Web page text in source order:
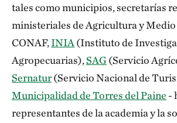
tales como municipios, secretarías
ministeriales de Agricultura y
CONAF, INIA (Instituto de
Agropecuarias),SAG(Servicio
Sernatur(Servicio Nacional de
Municipalidad de Torres del Paine -
representantes de la academia y la